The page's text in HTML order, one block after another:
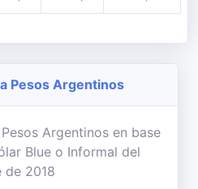
Pesos Argentinos
Argentinos en base
Blue o Informal del
de 2018